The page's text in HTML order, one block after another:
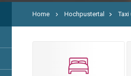
Home Hochpustertal Taxi